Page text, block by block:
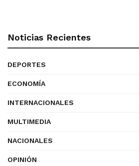
Noticias Recientes
DEPORTES
ECONOMÍA
INTERNACIONALES
MULTIMEDIA
NACIONALES
OPINIÓN